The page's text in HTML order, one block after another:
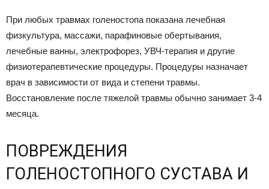
При любых травмах голеностопа показана лечебная
физкультура, массажи, парафиновые обертывания,
лечебные ванны, электрофорез, УВЧ-терапия и другие
физиотерапевтические процедуры. Процедуры назначает
врач в зависимости от вида и степени травмы.
Восстановление после тяжелой травмы обычно занимает 3-4
месяца.
ПОВРЕЖДЕНИЯ
ГОЛЕНОСТОПНОГО СУСТАВА И